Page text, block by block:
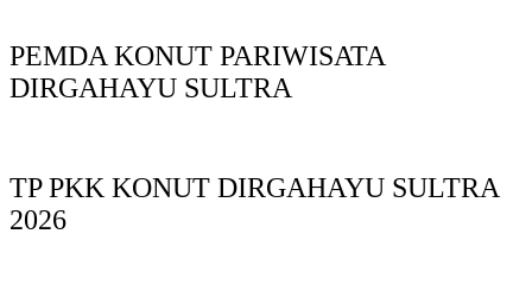
PEMDA KONUT PARIWISATA
DIRGAHAYU SULTRA
TP PKK KONUT DIRGAHAYU SULTRA
2026